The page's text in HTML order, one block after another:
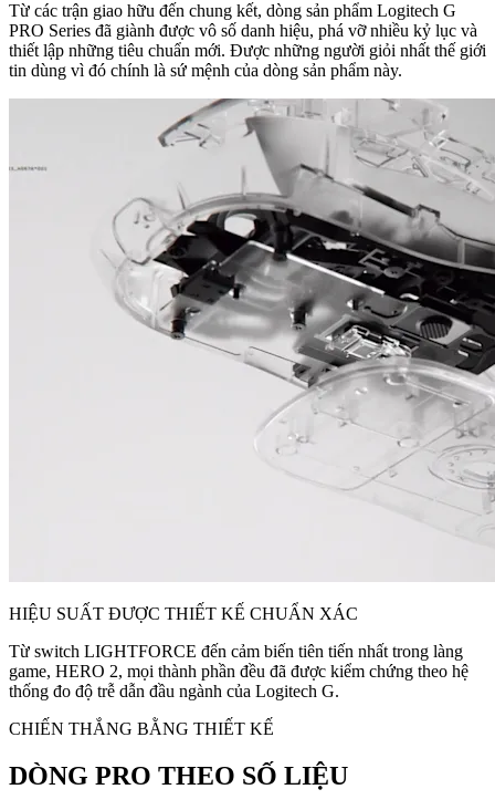
Từ các trận giao hữu đến chung kết, dòng sản phẩm Logitech G
PRO Series đã giành được vô số danh hiệu, phá vỡ nhiều kỷ lục và
thiết lập những tiêu chuẩn mới. Được những người giỏi nhất thế giới
tin dùng vì đó chính là sứ mệnh của dòng sản phẩm này.
HIỆU SUẤT ĐƯỢC THIẾT KẾ CHUẨN XÁC
Từ switch LIGHTFORCE đến cảm biến tiên tiến nhất trong làng
game, HERO 2, mọi thành phần đều đã được kiểm chứng theo hệ
thống đo độ trễ dẫn đầu ngành của Logitech G.
CHIẾN THẮNG BẰNG THIẾT KẾ
DÒNG PRO THEO SỐ LIỆU